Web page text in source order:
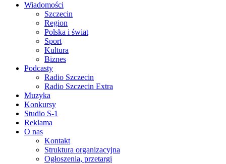
Wiadomości
Szczecin
Region
Polska i świat
Sport
Kultura
Biznes
Podcasty
Radio Szczecin
Radio Szczecin Extra
Muzyka
Konkursy
Studio S-1
Reklama
O nas
Kontakt
Struktura organizacyjna
Ogłoszenia, przetargi